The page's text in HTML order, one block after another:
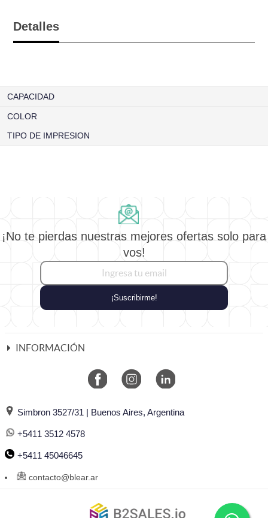
Detalles
CAPACIDAD
COLOR
TIPO DE IMPRESION
¡No te pierdas nuestras mejores ofertas solo para
vos!
¡Suscribirme!
INFORMACIÓN
Simbron 3527/31 | Buenos Aires, Argentina
+5411 3512 4578
+5411 45046645
contacto@blear.ar